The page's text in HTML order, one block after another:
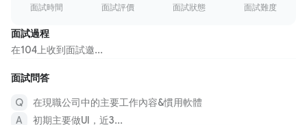
面試時間 面試評價 面試狀態 面試難度
面試過程
在104上收到面試邀...
面試問答
在現職公司中的主要工作內容&慣用軟體
初期主要做UI，近3...